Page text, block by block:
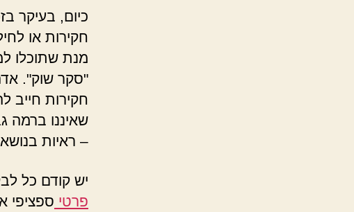
כיום, בעיקר
חקירות או
מנת שתוכלו
"סקר שוק".
חקירות חייב
שאיננו ברמה
– ראיות
יש קודם כל
פרטי ספציפי